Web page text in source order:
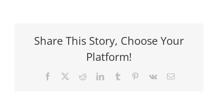
Share This Story, Choose Your
Platform!
Facebook RedditLinkedInTumblr Pinterest
Vk
E-